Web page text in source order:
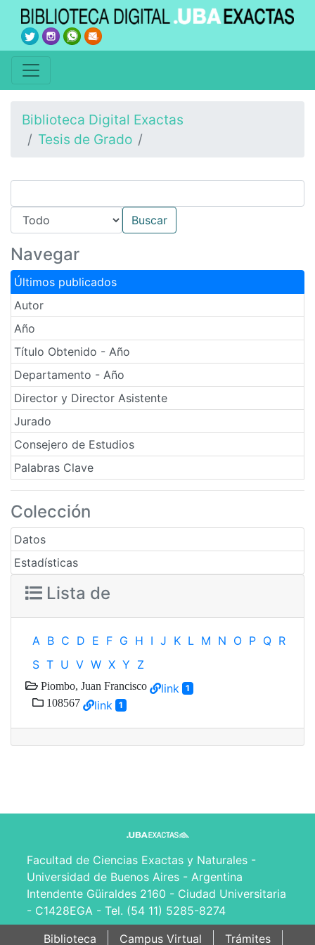
Biblioteca Digital Exactas
Tesis de Grado
Navegar
Últimos publicados
Autor
Año
Título Obtenido - Año
Departamento - Año
Director y Director Asistente
Jurado
Consejero de Estudios
Palabras Clave
Colección
Datos
Estadísticas
Lista de
A B C D E F G H I J K L M N O P Q R
S T U V W X Y Z
Piombo, Juan Francisco link 1
108567 link 1
Facultad de Ciencias Exactas y Naturales -
Universidad de Buenos Aires - Argentina
Intendente Güiraldes 2160 - Ciudad Universitaria
- C1428EGA - Tel. (54 11) 5285-8274
Biblioteca
Campus Virtual Trámites